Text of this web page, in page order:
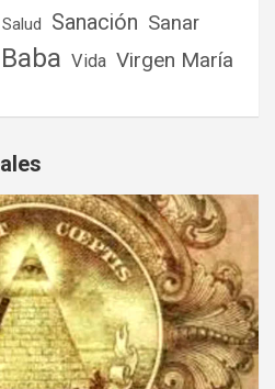
Salud Sanación Sanar
Vida Virgen María